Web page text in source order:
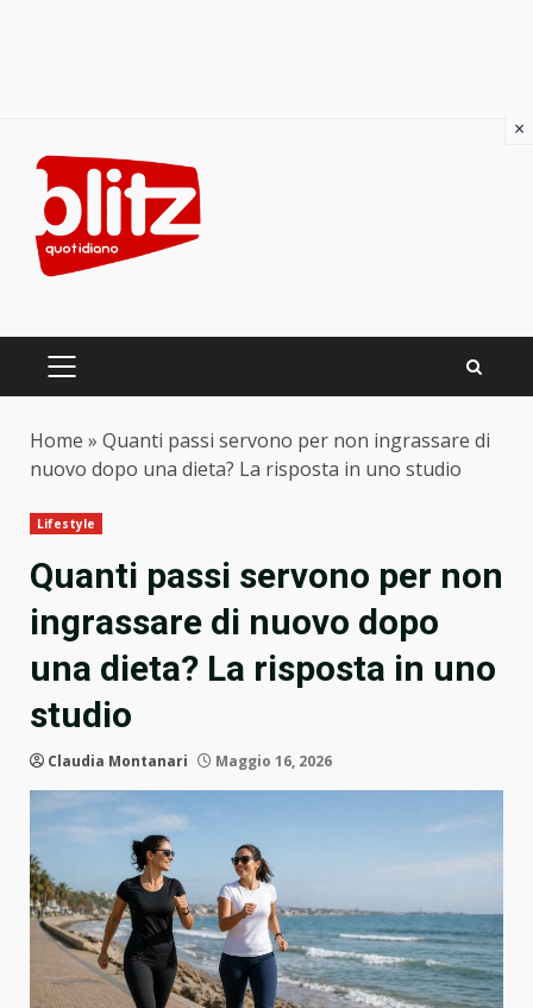
content
PRIMARY
Home » Quanti passi servono per non ingrassare di
nuovo dopo una dieta? La risposta in uno studio
Lifestyle
Quanti passi servono per non
ingrassare di nuovo dopo
una dieta? La risposta in uno
studio
Claudia Montanari Maggio 16, 2026
×